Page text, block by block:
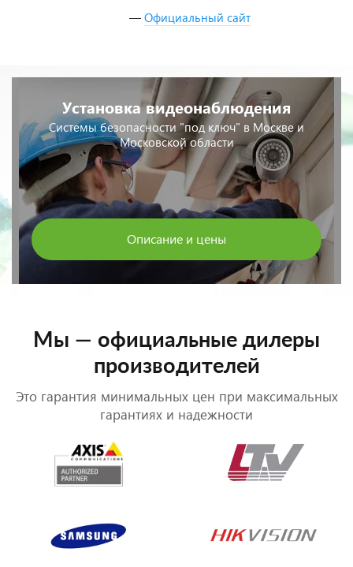
посадочным страницам.
Установка видеонаблюдения
Системы безопасности "под ключ" в Москве и
Московской области
Описание и цены
Мы — официальные дилеры
производителей
гарантиях и надежности